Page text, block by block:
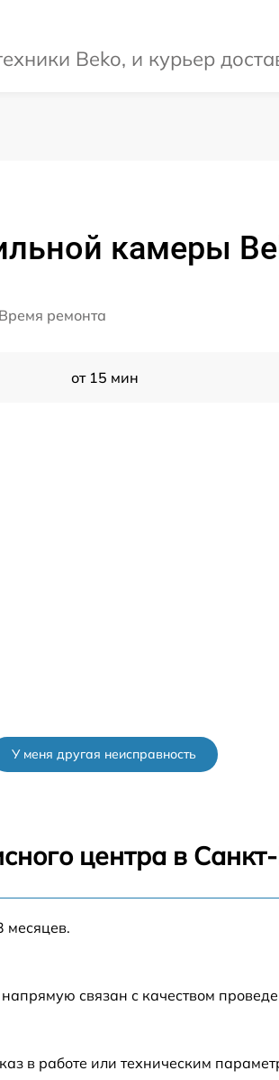
Beko, и курьер
камеры
Время ремонта
от 15 мин
У меня другая неисправность
центра в
месяцев.
связан с качеством
в работе или техническим